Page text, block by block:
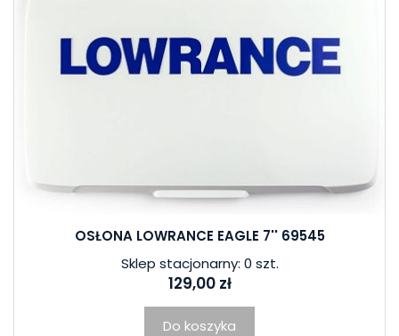
OSŁONA LOWRANCE EAGLE 7'' 69545
Sklep stacjonarny: 0 szt.
129,00 zł
Do koszyka